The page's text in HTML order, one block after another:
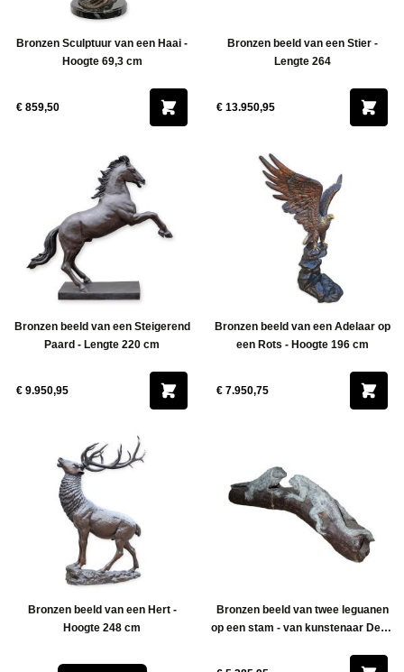
Bronzen Sculptuur van een Haai -
Hoogte 69,3 cm
€ 859,50
Bronzen beeld van een Stier -
Lengte 264
€ 13.950,95
Bronzen beeld van een Steigerend
Paard - Lengte 220 cm
€ 9.950,95
Bronzen beeld van een Adelaar op
een Rots - Hoogte 196 cm
€ 7.950,75
Bronzen beeld van een Hert -
Hoogte 248 cm
Bronzen beeld van twee leguanen
op een stam - van kunstenaar Dean